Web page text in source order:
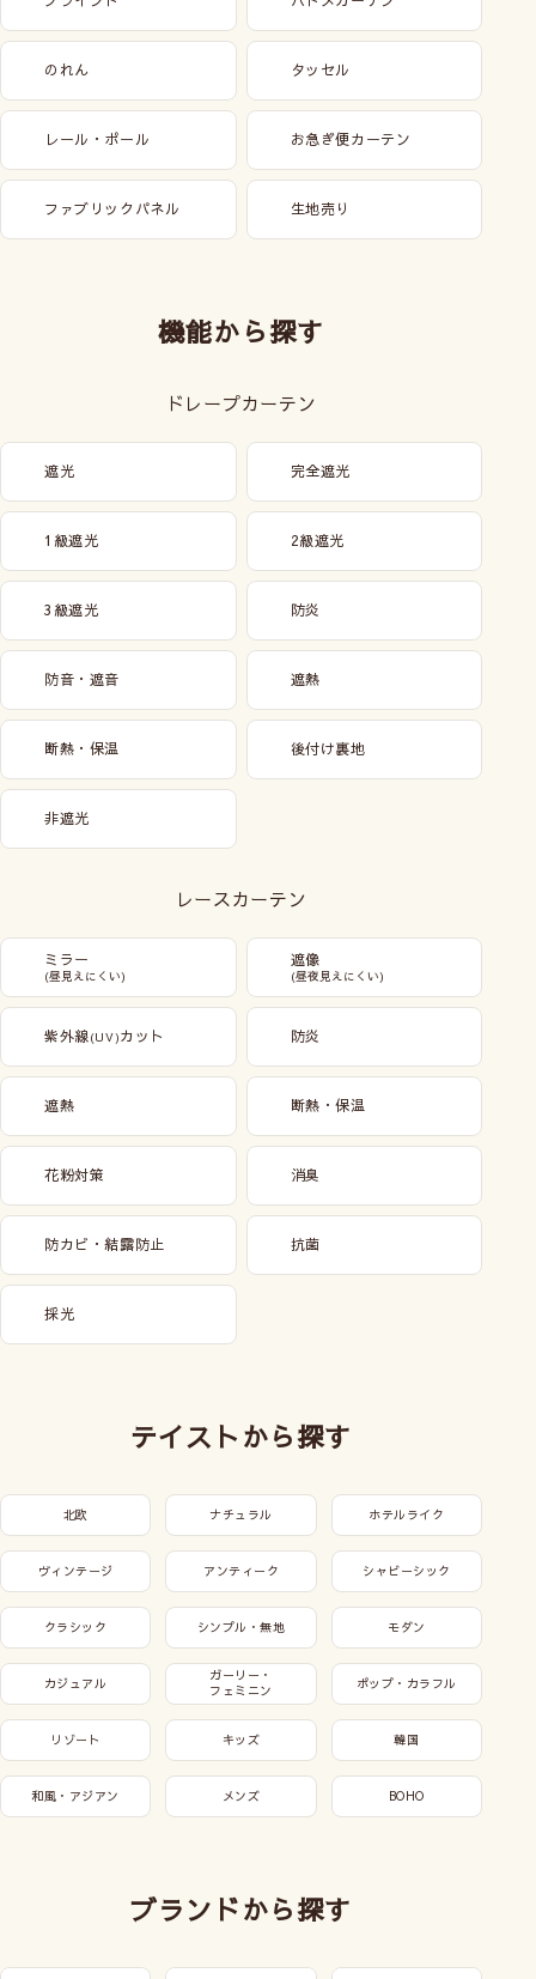
のれん タッセル
レール・ポール お急ぎ便カーテン
ファブリックパネル 生地売り
機能から探す
ドレープカーテン
遮光 完全遮光
1級遮光 2級遮光
3級遮光 防炎
防音・遮音 遮熱
断熱・保温 後付け裏地
非遮光
レースカーテン
ミラー
(昼見えにくい)
遮像
(昼夜見えにくい)
紫外線(UV)カット 防炎
遮熱 断熱・保温
花粉対策 消臭
防カビ・結露防止 抗菌
採光
テイストから探す
北欧 ナチュラル ホテルライク
ヴィンテージ アンティーク シャビーシック
クラシック シンプル・無地 モダン
カジュアル
ガーリー・
フェミニン
ポップ・カラフル
リゾート キッズ 韓国
和風・アジアン メンズ BOHO
ブランドから探す